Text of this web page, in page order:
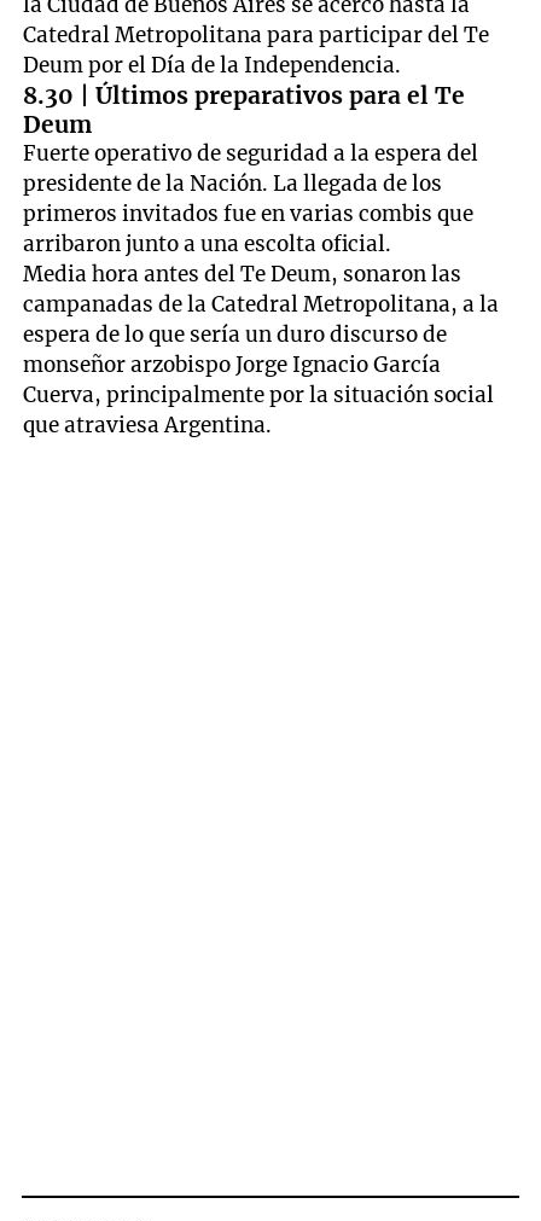
Catedral Metropolitana para participar del Te
Deum por el Día de la Independencia.
8.30 | Últimos preparativos para el Te
Deum
Fuerte operativo de seguridad a la espera del
presidente de la Nación. La llegada de los
primeros invitados fue en varias combis que
arribaron junto a una escolta oficial.
Media hora antes del Te Deum, sonaron las
campanadas de la Catedral Metropolitana, a la
espera de lo que sería un duro discurso de
monseñor arzobispo Jorge Ignacio García
Cuerva, principalmente por la situación social
que atraviesa Argentina.